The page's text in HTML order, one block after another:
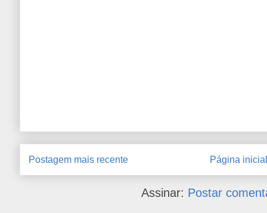
Postagem mais recente Página inicial
Assinar: Postar